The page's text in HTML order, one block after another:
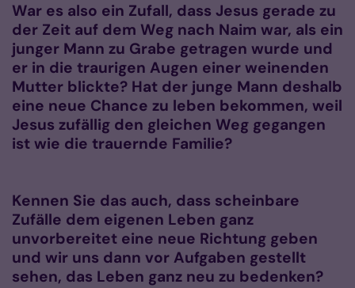
War es also ein Zufall, dass Jesus gerade zu
der Zeit auf dem Weg nach Naim war, als ein
junger Mann zu Grabe getragen wurde und
er in die traurigen Augen einer weinenden
Mutter blickte? Hat der junge Mann deshalb
eine neue Chance zu leben bekommen, weil
Jesus zufällig den gleichen Weg gegangen
ist wie die trauernde Familie?
Kennen Sie das auch, dass scheinbare
Zufälle dem eigenen Leben ganz
unvorbereitet eine neue Richtung geben
und wir uns dann vor Aufgaben gestellt
sehen, das Leben ganz neu zu bedenken?